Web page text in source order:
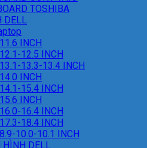
TOSHIBA
DELL
INCH
12.5 INCH
13.3-13.4 INCH
INCH
15.4 INCH
INCH
16.4 INCH
18.4 INCH
10.0-10.1 INCH
HÌNH DELL